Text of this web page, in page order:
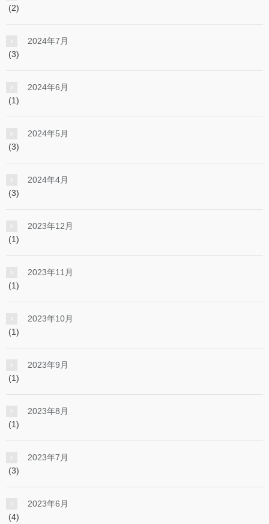
(2)
2024年7月
(3)
2024年6月
(1)
2024年5月
(3)
2024年4月
(3)
2023年12月
(1)
2023年11月
(1)
2023年10月
(1)
2023年9月
(1)
2023年8月
(1)
2023年7月
(3)
2023年6月
(4)